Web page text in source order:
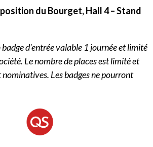
du Bourget, Hall 4 – Stand
d’entrée valable 1 journée et limité
Le nombre de places est limité et
Les badges ne pourront